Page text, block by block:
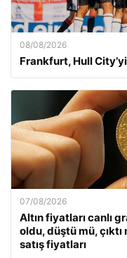
08/08/2026
Frankfurt, Hull
07/08/2026
Altın fiyatları canlı
oldu, düştü mü, çıktı
satış fiyatları